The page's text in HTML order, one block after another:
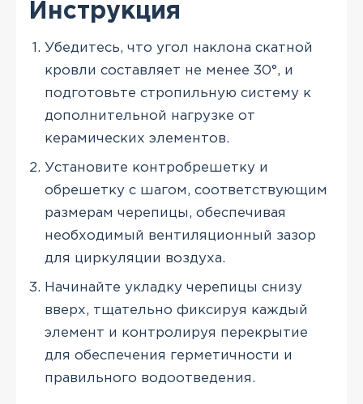
Инструкция
Убедитесь, что угол наклона скатной
кровли составляет не менее 30°, и
подготовьте стропильную систему к
дополнительной нагрузке от
керамических элементов.
Установите контробрешетку и
обрешетку с шагом, соответствующим
размерам черепицы, обеспечивая
необходимый вентиляционный зазор
для циркуляции воздуха.
Начинайте укладку черепицы снизу
вверх, тщательно фиксируя каждый
элемент и контролируя перекрытие
для обеспечения герметичности и
правильного водоотведения.